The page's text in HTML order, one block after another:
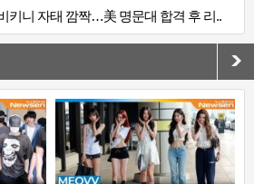
키니 자태 깜짝…美 명문대 합격 후 리..